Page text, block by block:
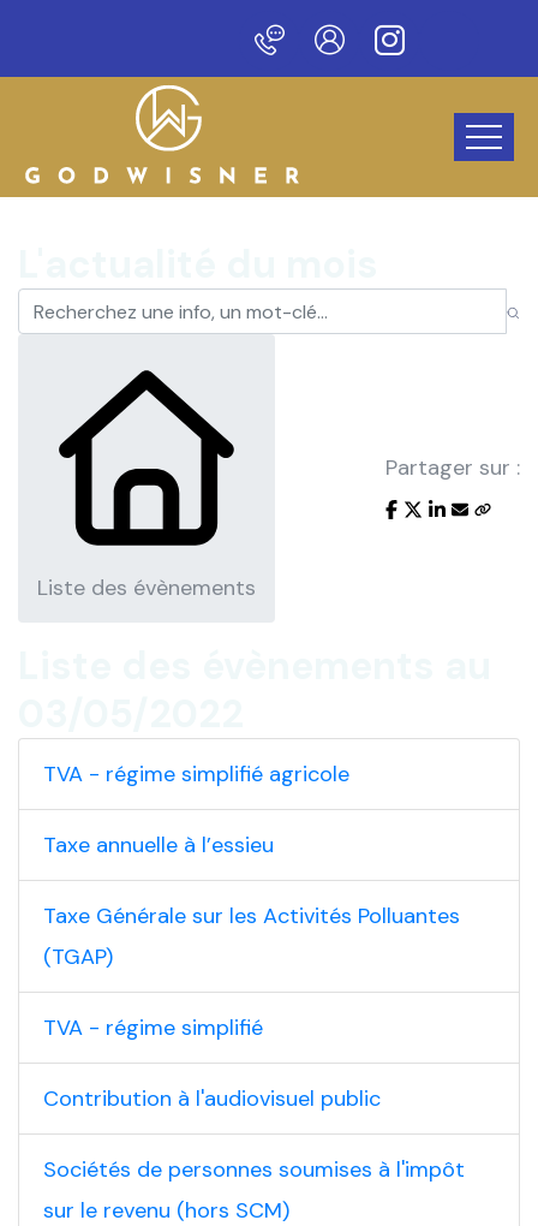
Liste des évènements
Partager sur :
TVA - régime simplifié agricole
Taxe annuelle à l’essieu
Taxe Générale sur les Activités Polluantes
(TGAP)
TVA - régime simplifié
Contribution à l'audiovisuel public
Sociétés de personnes soumises à l'impôt
sur le revenu (hors SCM)